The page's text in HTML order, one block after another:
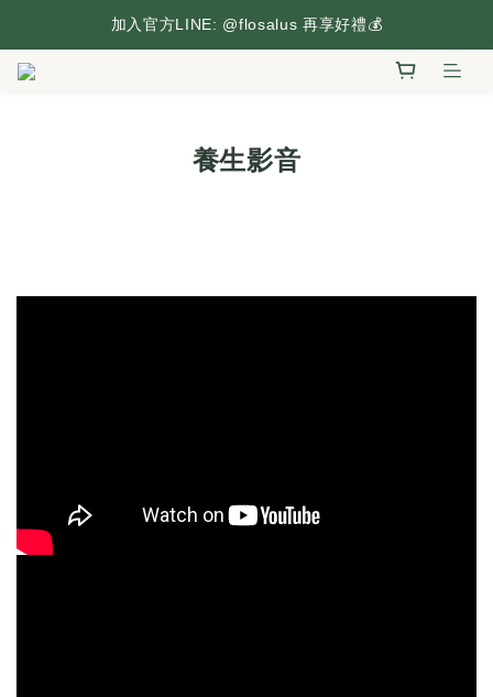
台灣本島滿2,500元享免運，搶先逛逛🛒
加入官方LINE: @flosalus 再享好禮💰
養生影音